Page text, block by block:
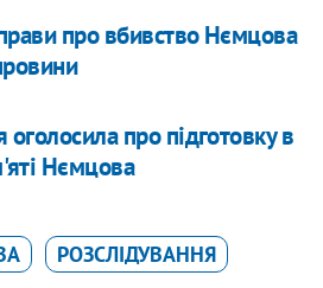
про вбивство Нємцова
оголосила про підготовку в
Нємцова
РОЗСЛІДУВАННЯ